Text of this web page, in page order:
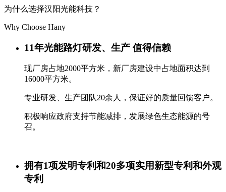
为什么选择汉阳光能科技？
Why Choose Hany
11年光能路灯研发、生产 值得信赖
现厂房占地2000平方米，新厂房建设中占地面积达到
16000平方米。
专业研发、生产团队20余人，保证好的质量回馈客户。
积极响应政府支持节能减排，发展绿色生态能源的号
召。
拥有1项发明专利和20多项实用新型专利和外观
专利